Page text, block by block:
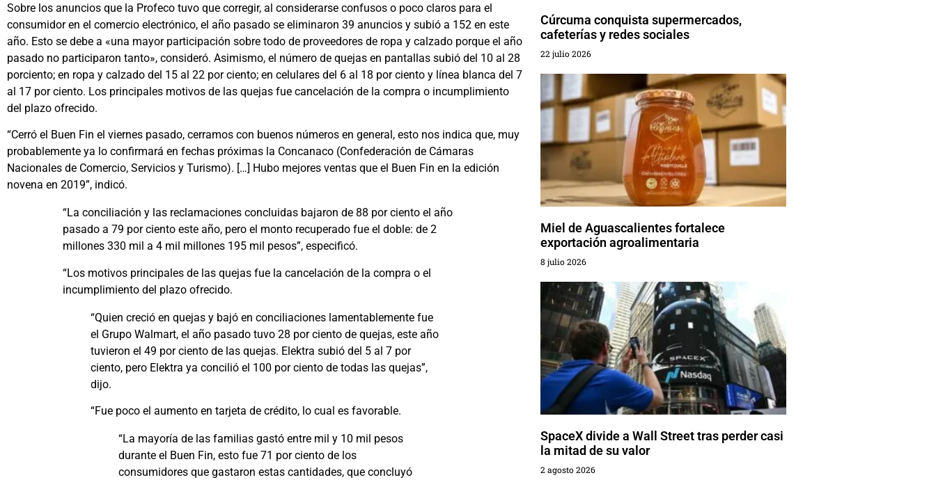
Sobre los anuncios que la Profeco tuvo que corregir, al considerarse confusos o poco claros para el
consumidor en el comercio electrónico, el año pasado se eliminaron 39 anuncios y subió a 152 en este
año. Esto se debe a «una mayor participación sobre todo de proveedores de ropa y calzado porque el año
pasado no participaron tanto», consideró. Asimismo, el número de quejas en pantallas subió del 10 al 28
porciento; en ropa y calzado del 15 al 22 por ciento; en celulares del 6 al 18 por ciento y línea blanca del 7
al 17 por ciento. Los principales motivos de las quejas fue cancelación de la compra o incumplimiento
del plazo ofrecido.
“Cerró el Buen Fin el viernes pasado, cerramos con buenos números en general, esto nos indica que, muy
probablemente ya lo confirmará en fechas próximas la Concanaco (Confederación de Cámaras
Nacionales de Comercio, Servicios y Turismo). […] Hubo mejores ventas que el Buen Fin en la edición
novena en 2019”, indicó.
“La conciliación y las reclamaciones concluidas bajaron de 88 por ciento el año
pasado a 79 por ciento este año, pero el monto recuperado fue el doble: de 2
millones 330 mil a 4 mil millones 195 mil pesos”, especificó.
“Los motivos principales de las quejas fue la cancelación de la compra o el
incumplimiento del plazo ofrecido.
“Quien creció en quejas y bajó en conciliaciones lamentablemente fue
el Grupo Walmart, el año pasado tuvo 28 por ciento de quejas, este año
tuvieron el 49 por ciento de las quejas. Elektra subió del 5 al 7 por
ciento, pero Elektra ya concilió el 100 por ciento de todas las quejas”,
dijo.
“Fue poco el aumento en tarjeta de crédito, lo cual es favorable.
“La mayoría de las familias gastó entre mil y 10 mil pesos
durante el Buen Fin, esto fue 71 por ciento de los
consumidores que gastaron estas cantidades, que concluyó
Cúrcuma conquista supermercados,
cafeterías y redes sociales
22 julio 2026
Miel de Aguascalientes fortalece
exportación agroalimentaria
8 julio 2026
SpaceX divide a Wall Street tras perder casi
la mitad de su valor
2 agosto 2026